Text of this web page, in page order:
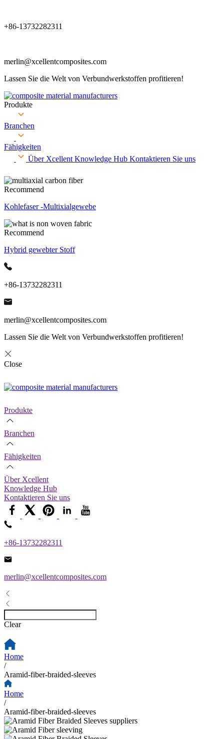
+86-13732282311
merlin@xcellentcomposites.com
Lassen Sie die Welt von Verbundwerkstoffen profitieren!
Produkte
Branchen
Fähigkeiten
Über Xcellent Knowledge Hub Kontaktieren Sie uns
Recommend
Kohlefaser -Multixialgewebe
Recommend
Hybrid gewebter Stoff
+86-13732282311
merlin@xcellentcomposites.com
Lassen Sie die Welt von Verbundwerkstoffen profitieren!
Close
Produkte
Branchen
Fähigkeiten
Über Xcellent
Knowledge Hub
Kontaktieren Sie uns
+86-13732282311
merlin@xcellentcomposites.com
Clear
Home
/
Aramid-fiber-braided-sleeves
Home
/
Aramid-fiber-braided-sleeves